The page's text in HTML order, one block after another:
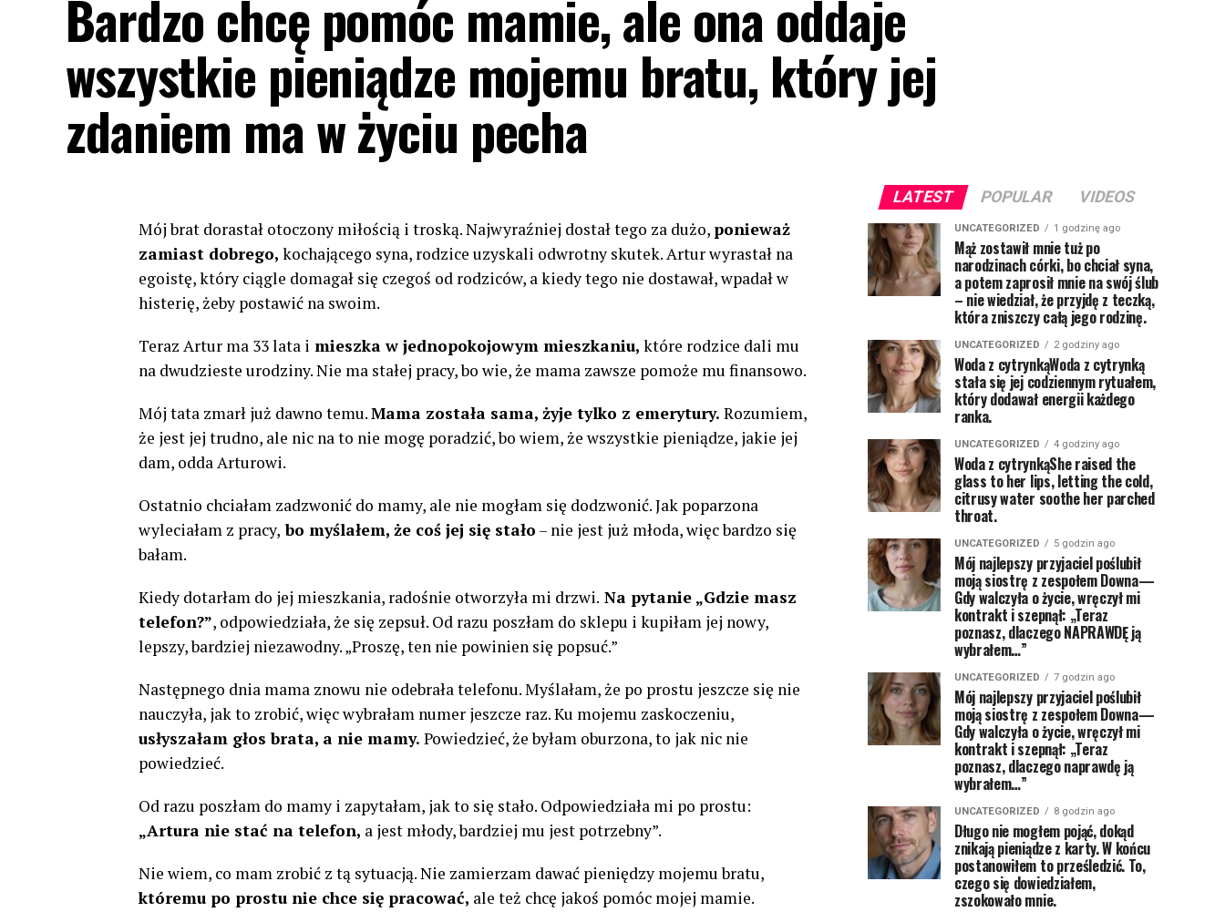
Bardzo chcę pomóc mamie, ale ona oddaje
wszystkie pieniądze mojemu bratu, który jej
zdaniem ma w życiu pecha
Mój brat dorastał otoczony miłością i troską. Najwyraźniej dostał tego za dużo, ponieważ
zamiast dobrego, kochającego syna, rodzice uzyskali odwrotny skutek. Artur wyrastał na
egoistę, który ciągle domagał się czegoś od rodziców, a kiedy tego nie dostawał, wpadał w
histerię, żeby postawić na swoim.
Teraz Artur ma 33 lata i mieszka w jednopokojowym mieszkaniu, które rodzice dali mu
na dwudzieste urodziny. Nie ma stałej pracy, bo wie, że mama zawsze pomoże mu finansowo.
Mój tata zmarł już dawno temu.Mama została sama, żyje tylko z emerytury. Rozumiem,
że jest jej trudno, ale nic na to nie mogę poradzić, bo wiem, że wszystkie pieniądze, jakie jej
dam, odda Arturowi.
Ostatnio chciałam zadzwonić do mamy, ale nie mogłam się dodzwonić. Jak poparzona
wyleciałam z pracy, bo myślałem, że coś jej się stało – nie jest już młoda, więc bardzo się
bałam.
Kiedy dotarłam do jej mieszkania, radośnie otworzyła mi drzwi. Na pytanie „Gdzie masz
telefon?”, odpowiedziała, że ​się zepsuł. Od razu poszłam do sklepu i kupiłam jej nowy,
lepszy, bardziej niezawodny. „Proszę, ten nie powinien się popsuć.”
Następnego dnia mama znowu nie odebrała telefonu. Myślałam, że po prostu jeszcze się nie
nauczyła, jak to zrobić, więc wybrałam numer jeszcze raz. Ku mojemu zaskoczeniu,
usłyszałam głos brata, a nie mamy. Powiedzieć, że byłam oburzona, to jak nic nie
powiedzieć.
Od razu poszłam do mamy i zapytałam, jak to się stało. Odpowiedziała mi po prostu:
„Artura nie stać na telefon, a jest młody, bardziej mu jest potrzebny”.
Nie wiem, co mam zrobić z tą sytuacją. Nie zamierzam dawać pieniędzy mojemu bratu,
któremu po prostu nie chce się pracować, ale też chcę jakoś pomóc mojej mamie.
LATEST POPULAR VIDEOS
UNCATEGORIZED 1 godzinę ago
Mąż zostawił mnie tuż po
narodzinach córki, bo chciał syna,
a potem zaprosił mnie na swój ślub
– nie wiedział, że przyjdę z teczką,
która zniszczy całą jego rodzinę.
UNCATEGORIZED 2 godziny ago
Woda z cytrynkąWoda z cytrynką
stała się jej codziennym rytuałem,
który dodawał energii każdego
ranka.
UNCATEGORIZED 4 godziny ago
Woda z cytrynkąShe raised the
glass to her lips, letting the cold,
citrusy water soothe her parched
throat.
UNCATEGORIZED 5 godzin ago
Mój najlepszy przyjaciel poślubił
moją siostrę z zespołem Downa—
Gdy walczyła o życie, wręczył mi
kontrakt i szepnął: „Teraz
poznasz, dlaczego NAPRAWDĘ ją
wybrałem…”
UNCATEGORIZED 7 godzin ago
Mój najlepszy przyjaciel poślubił
moją siostrę z zespołem Downa—
Gdy walczyła o życie, wręczył mi
kontrakt i szepnął: „Teraz
poznasz, dlaczego naprawdę ją
wybrałem…”
UNCATEGORIZED 8 godzin ago
Długo nie mogłem pojąć, dokąd
znikają pieniądze z karty. W końcu
postanowiłem to prześledzić. To,
czego się dowiedziałem,
zszokowało mnie.